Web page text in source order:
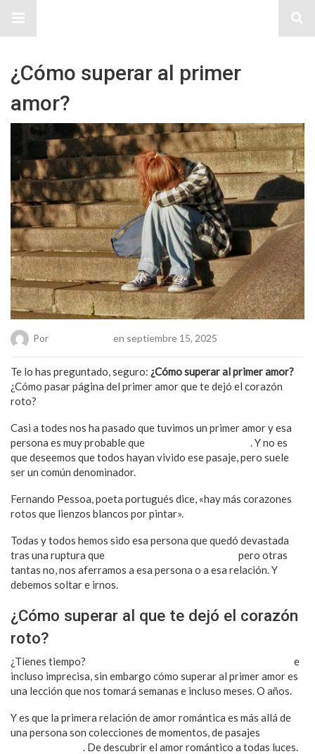
¿Cómo superar al primer
amor?
Por en septiembre 15, 2025
Te lo has preguntado, seguro: ¿Cómo superar al primer amor?
¿Cómo pasar página del primer amor que te dejó el corazón
roto?
Casi a todes nos ha pasado que tuvimos un primer amor y esa
persona es muy probable que
. Y no es
que deseemos que todos hayan vivido ese pasaje, pero suele
ser un común denominador.
Fernando Pessoa, poeta portugués dice, «hay más corazones
rotos que lienzos blancos por pintar».
Todas y todos hemos sido esa persona que quedó devastada
tras una ruptura que
pero otras
tantas no, nos aferramos a esa persona o a esa relación. Y
debemos soltar e irnos.
¿Cómo superar al que te dejó el corazón
roto?
¿Tienes tiempo?
e
incluso imprecisa, sin embargo cómo superar al primer amor es
una lección que nos tomará semanas e incluso meses. O años.
Y es que la primera relación de amor romántica es más allá de
una persona son colecciones de momentos, de pasajes
. De descubrir el amor romántico a todas luces.